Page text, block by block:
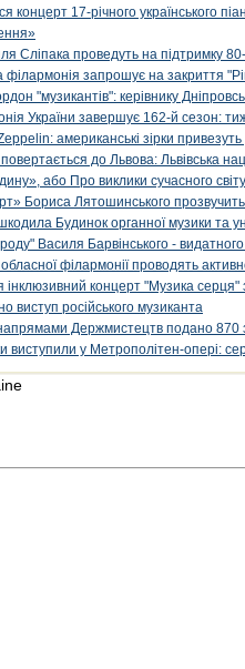
концерт 17-річного українського
Сліпака проведуть на підтримку
запрошує на закриття
"музикантів": керівнику
України завершує 162-й сезон:
американські зірки
до Львова: Львівська
або Про виклики сучасного світу
Бориса Лятошинського
Будинок органної музики та
Василя Барвінського -
філармонії проводять
інклюзивний концерт "Музика
виступ російського музиканта
Держмистецтв подано 870
виступили у Метрополітен-опері: